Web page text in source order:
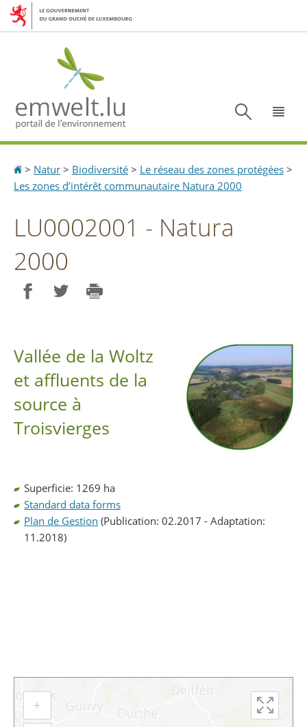
Aller
Aller
Accueil
> Natur > Biodiversité > Le réseau des zones protégées >
Les zones d’intérêt communautaire Natura 2000
LU0002001 - Natura
2000
Vallée de la Woltz
et affluents de la
source à
Troisvierges
Superficie: 1269 ha
Standard data forms
Plan de Gestion (Publication: 02.2017 - Adaptation:
11.2018)
+